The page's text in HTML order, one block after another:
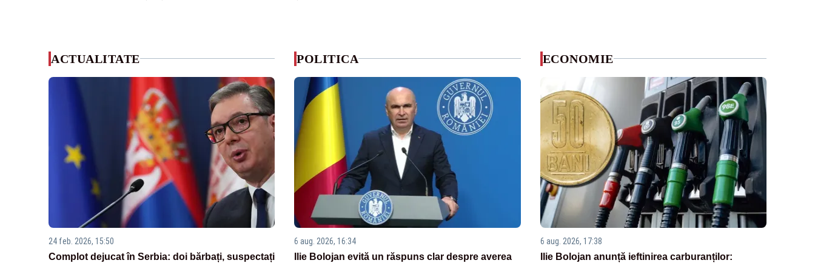
ACTUALITATE
24 feb. 2026, 15:50
Complot dejucat în Serbia: doi bărbați, suspectați
POLITICA
6 aug. 2026, 16:34
Ilie Bolojan evită un răspuns clar despre averea
ECONOMIE
6 aug. 2026, 17:38
Ilie Bolojan anunță ieftinirea carburanților: